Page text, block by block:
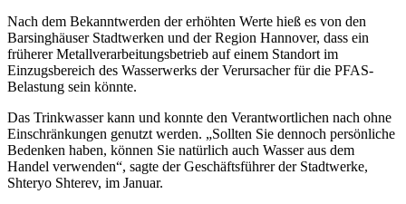
Nach dem Bekanntwerden der erhöhten Werte hieß es von den
Barsinghäuser Stadtwerken und der Region Hannover, dass ein
früherer Metallverarbeitungsbetrieb auf einem Standort im
Einzugsbereich des Wasserwerks der Verursacher für die PFAS-
Belastung sein könnte.
Das Trinkwasser kann und konnte den Verantwortlichen nach ohne
Einschränkungen genutzt werden. „Sollten Sie dennoch persönliche
Bedenken haben, können Sie natürlich auch Wasser aus dem
Handel verwenden“, sagte der Geschäftsführer der Stadtwerke,
Shteryo Shterev, im Januar.